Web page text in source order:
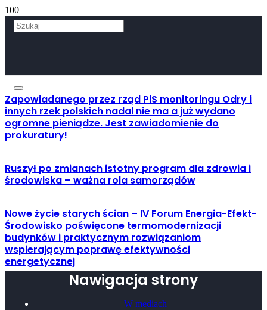
Zapowiadanego przez rząd PiS monitoringu Odry i
innych rzek polskich nadal nie ma a już wydano
ogromne pieniądze. Jest zawiadomienie do
prokuratury!
Ruszył po zmianach istotny program dla zdrowia i
środowiska – ważna rola samorządów
Nowe życie starych ścian – IV Forum Energia-Efekt-
Środowisko poświęcone termomodernizacji
budynków i praktycznym rozwiązaniom
wspierającym poprawę efektywności
energetycznej
Nawigacja strony
W mediach